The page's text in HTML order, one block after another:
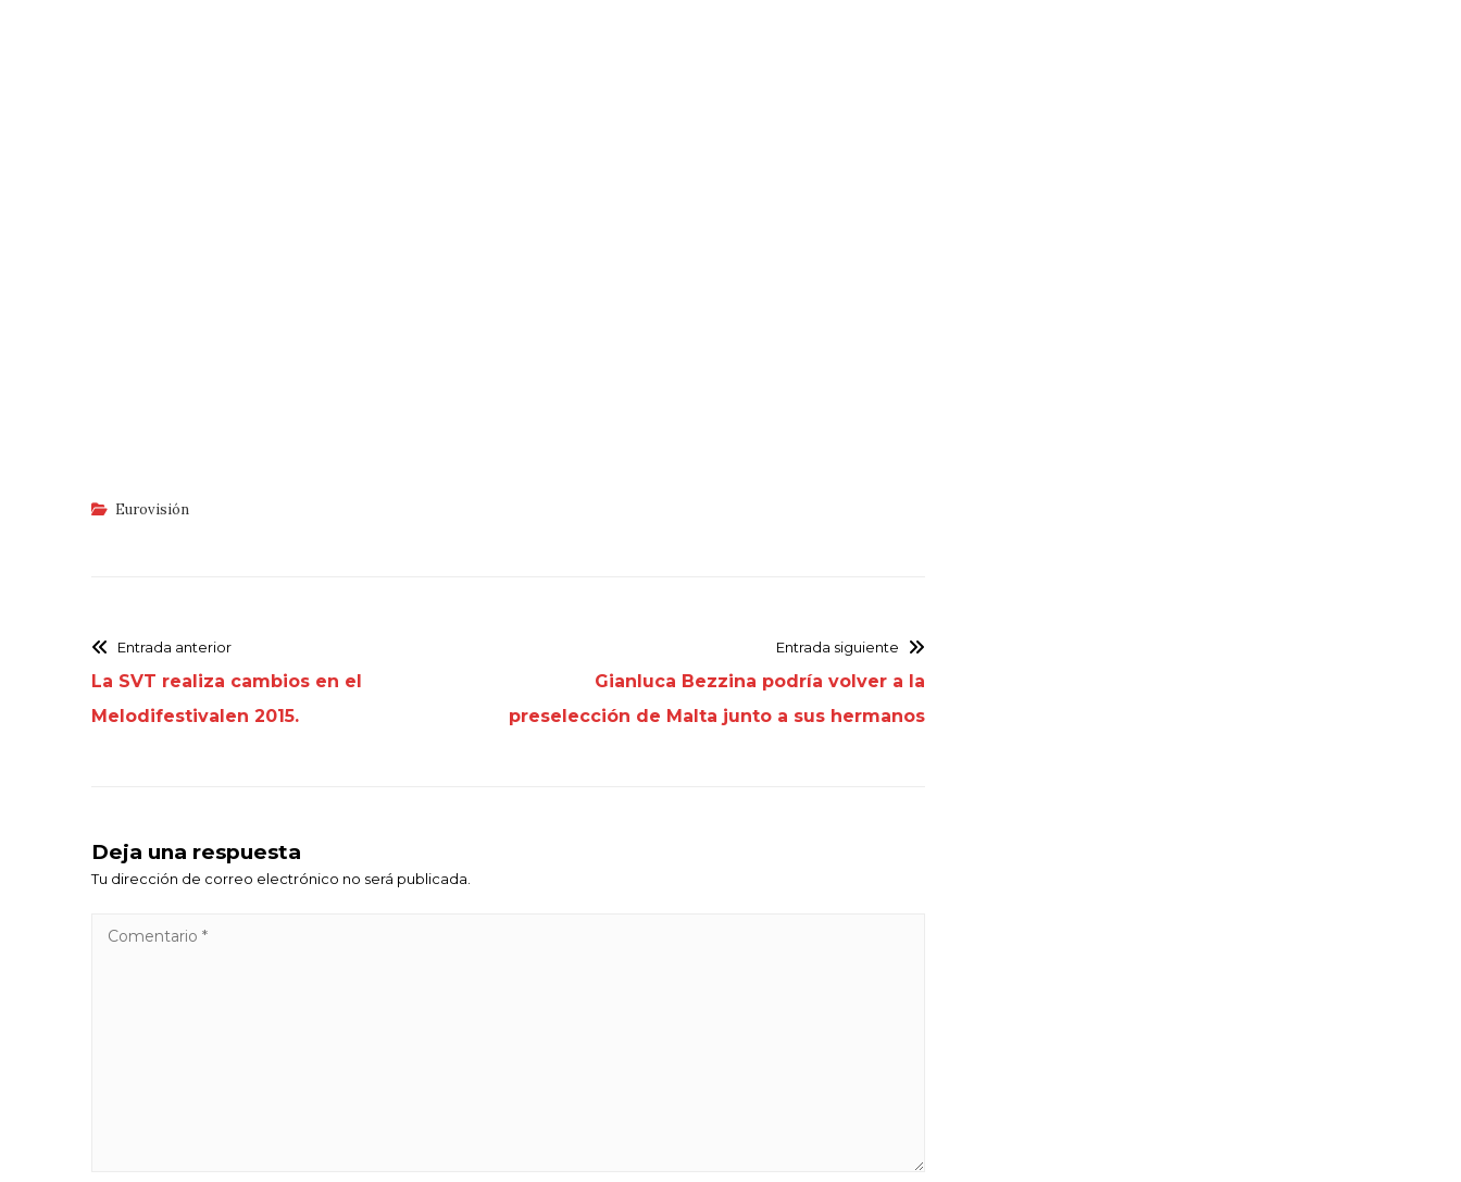
Eurovisión
Entrada anterior
La SVT realiza cambios en el
Melodifestivalen 2015.
Entrada siguiente
Gianluca Bezzina podría volver a la
preselección de Malta junto a sus hermanos
Deja una respuesta
Tu dirección de correo electrónico no será publicada.